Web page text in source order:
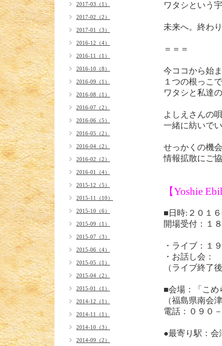
ワタシという
未来へ。終わ
＝＝＝
今ココから始
１つの根っこ
ワタシと私達
よしえさんの
一緒に紡いで
せっかくの機
情報拡散にご
【Yoshie
■日時:２０１
開場受付：１
・ライブ：１
・お話し会
（ライブ終了
■会場：「こめ
（福島県南会
電話：０９０
●最寄り駅：
2017-03（1）
2017-02（2）
2017-01（3）
2016-12（4）
2016-11（1）
2016-10（8）
2016-09（1）
2016-08（1）
2016-07（2）
2016-06（5）
2016-05（2）
2016-04（2）
2016-02（2）
2016-01（4）
2015-12（5）
2015-11（10）
2015-10（6）
2015-09（1）
2015-07（3）
2015-06（4）
2015-05（1）
2015-04（2）
2015-01（1）
2014-12（1）
2014-11（1）
2014-10（3）
2014-09（2）